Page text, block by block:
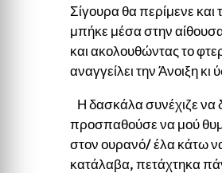
Σίγουρα θα περίμενε και
μπήκε μέσα στην
και ακολουθώντας το
αναγγείλει την Άνοιξη
Η δασκάλα συνέχιζε
προσπαθούσε να μού
στον ουρανό/ έλα κάτω
κατάλαβα, πετάχτηκα